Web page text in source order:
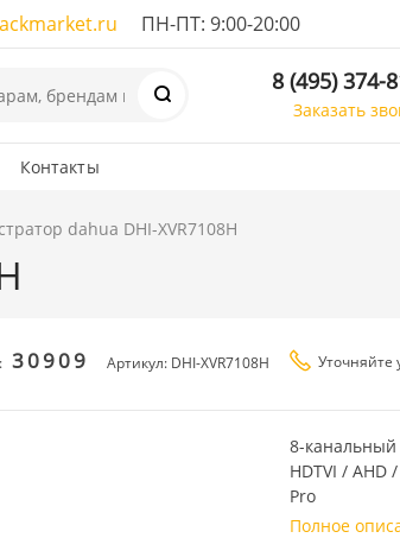
ПН-ПТ: 9:00-20:00
8 (495) 374-
Заказать
Контакты
dahua DHI-XVR7108H
30909 Артикул: DHI-XVR7108H Уточняйте
8-
HDTVI / AHD
Pro
Полное